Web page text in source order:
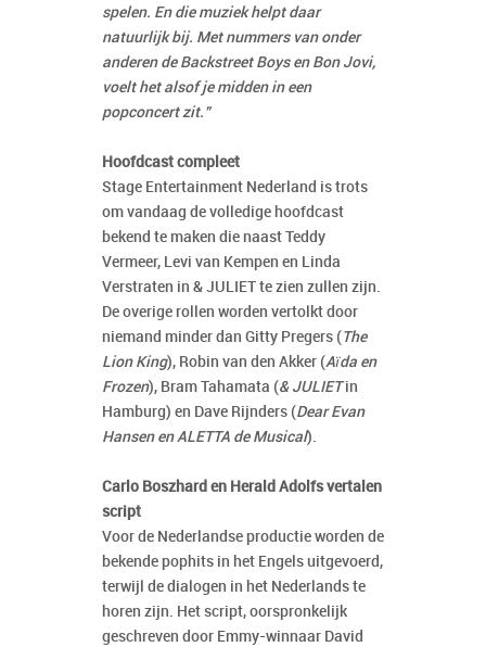
spelen. En die muziek helpt daar
natuurlijk bij. Met nummers van onder
anderen de Backstreet Boys en Bon Jovi,
voelt het alsof je midden in een
popconcert zit.”
Hoofdcast compleet
Stage Entertainment Nederland is trots
om vandaag de volledige hoofdcast
bekend te maken die naast Teddy
Vermeer, Levi van Kempen en Linda
Verstraten in & JULIET te zien zullen zijn.
De overige rollen worden vertolkt door
niemand minder dan Gitty Pregers ( The
Lion King), Robin van den Akker (Aïda en
Frozen), Bram Tahamata (& JULIETin
Hamburg) en Dave Rijnders (Dear Evan
Hansen en ALETTA de Musical).
Carlo Boszhard en Herald Adolfs vertalen
script
Voor de Nederlandse productie worden de
bekende pophits in het Engels uitgevoerd,
terwijl de dialogen in het Nederlands te
horen zijn. Het script, oorspronkelijk
geschreven door Emmy-winnaar David